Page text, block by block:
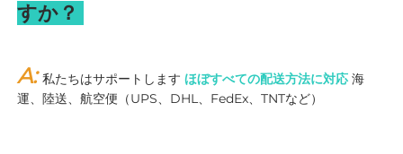
すか？
A: 私たちはサポートします ほぼすべての配送方法に対応 海
運、陸送、航空便（UPS、DHL、FedEx、TNTなど）